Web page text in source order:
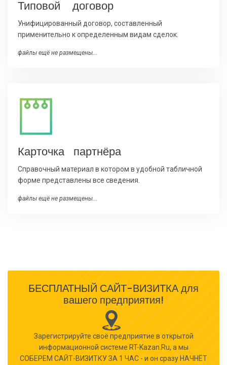
Типовой договор
Унифицированный договор, составленный
применительно к определенным видам сделок.
файлы ещё не размещены...
Карточка партнёра
Справочный материал в котором в удобной табличной
форме представлены все сведения.
файлы ещё не размещены...
БЕСПЛАТНЫЙ САЙТ-ВИЗИТКА для
вашего предприятия!
Зарегистрируйте своё предприятие в открытой
информационной системе RT-Kazan.Ru, а мы
СОБЕРЕМ САЙТ-ВИЗИТКУ ЗА 1 ЧАС - и он сразу НАЧНЁТ